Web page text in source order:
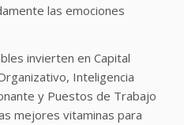
las emociones
invierten en Capital
Inteligencia
y Puestos de Trabajo
mejores vitaminas para